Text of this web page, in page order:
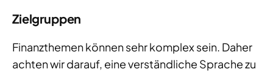
Zielgruppen
Finanzthemen können sehr komplex sein. Daher
achten wir darauf, eine verständliche Sprache zu